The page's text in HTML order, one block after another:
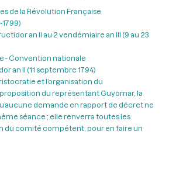
de la Révolution Française
an II au 2 vendémiaire an III (9 au 23
- Convention nationale
an II (11 septembre 1794)
et l’organisation du
du représentant Guyomar, la
demande en rapport de décret ne
séance ; elle renverra toutes les
du comité compétent, pour en faire un